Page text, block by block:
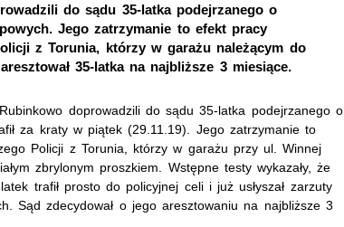
do sądu 35-latka podejrzanego o
Jego zatrzymanie to efekt pracy
z Torunia, którzy w garażu należącym do
35-latka na najbliższe 3 miesiące.
doprowadzili do sądu 35-latka podejrzanego o
za kraty w piątek (29.11.19). Jego zatrzymanie to
Policji z Torunia, którzy w garażu przy ul. Winnej
zbrylonym proszkiem. Wstępne testy wykazały, że
trafił prosto do policyjnej celi i już usłyszał zarzuty
Sąd zdecydował o jego aresztowaniu na najbliższe 3